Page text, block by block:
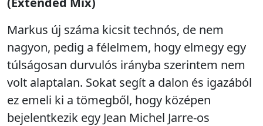
Markus új száma kicsit technós, de nem
nagyon, pedig a félelmem, hogy elmegy egy
túlságosan durvulós irányba szerintem nem
volt alaptalan. Sokat segít a dalon és igazából
ez emeli ki a tömegből, hogy középen
bejelentkezik egy Jean Michel Jarre-os